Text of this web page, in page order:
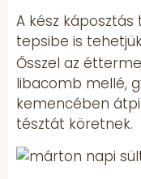
A kész
tepsibe is
Ősszel az
libacomb mellé,
kemencében
tésztát köretnek.